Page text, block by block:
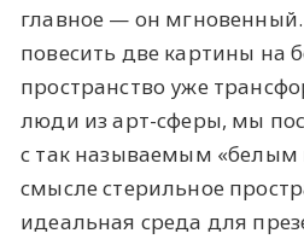
главное — он
повесить две картины на
пространство уже
люди из арт-сферы, мы
с так называемым «белым
смысле стерильное
идеальная среда для